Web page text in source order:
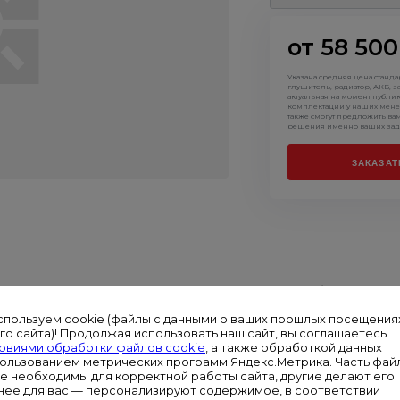
от 58
Указана средняя цена
глушитель, радиатор, АКБ,
актуальная на момент
комплектации у наших
также смогут предложить
решения именно ваших
автономный источник электроэнергии, который работает от
и других объектах. Оборудование обеспечивает
в составе решений «под ключ», так и отдельно, в виде базовых
и выделенного бюджета.
cookie (файлы с данными о ваших прошлых
сайта)! Продолжая использовать наш сайт, вы соглашаетесь
обработки файлов cookie , а также обработкой данных
метрических программ Яндекс.Метрика. Часть
необходимы для корректной работы сайта, другие делают его
для вас — персонализируют содержимое, в соответствии